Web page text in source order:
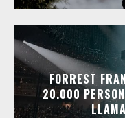
FORREST
20.000